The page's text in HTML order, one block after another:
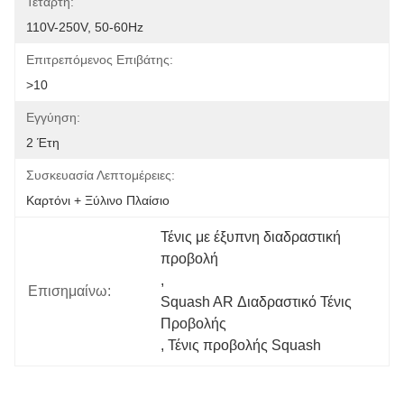
110V-250V, 50-60Hz
Επιτρεπόμενος Επιβάτης:
>10
Εγγύηση:
2 Έτη
Συσκευασία Λεπτομέρειες:
Καρτόνι + Ξύλινο Πλαίσιο
Επισημαίνω:
Τένις με έξυπνη διαδραστική
προβολή
,
Squash AR Διαδραστικό Τένις
Προβολής
, Τένις προβολής Squash